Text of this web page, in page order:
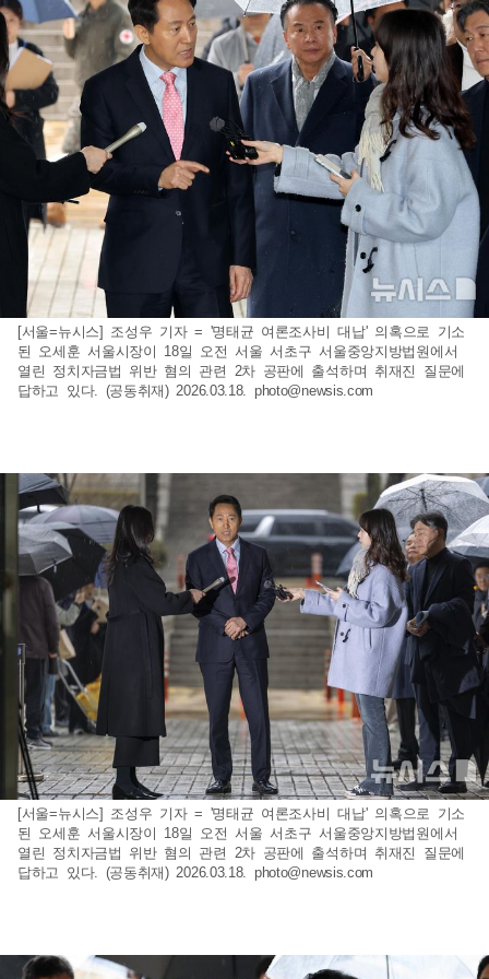
[서울=뉴시스] 조성우 기자 = '명태균 여론조사비 대납' 의혹으로 기소
된 오세훈 서울시장이 18일 오전 서울 서초구 서울중앙지방법원에서
열린 정치자금법 위반 혐의 관련 2차 공판에 출석하며 취재진 질문에
답하고 있다. (공동취재) 2026.03.18. photo@newsis.com
[서울=뉴시스] 조성우 기자 = '명태균 여론조사비 대납' 의혹으로 기소
된 오세훈 서울시장이 18일 오전 서울 서초구 서울중앙지방법원에서
열린 정치자금법 위반 혐의 관련 2차 공판에 출석하며 취재진 질문에
답하고 있다. (공동취재) 2026.03.18. photo@newsis.com